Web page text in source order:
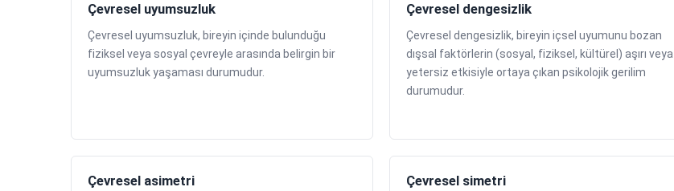
Çevresel uyumsuzluk
Çevresel uyumsuzluk, bireyin içinde bulunduğu
fiziksel veya sosyal çevreyle arasında belirgin bir
uyumsuzluk yaşaması durumudur.
Çevresel dengesizlik
Çevresel dengesizlik, bireyin içsel uyumunu bozan
dışsal faktörlerin (sosyal, fiziksel, kültürel) aşırı veya
yetersiz etkisiyle ortaya çıkan psikolojik gerilim
durumudur.
Çevresel asimetri Çevresel simetri